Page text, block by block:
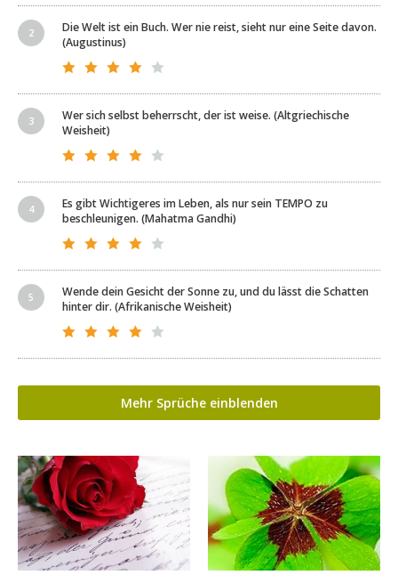
Die Welt ist ein Buch. Wer nie reist, sieht nur eine Seite davon.
(Augustinus)
Wer sich selbst beherrscht, der ist weise. (Altgriechische
Weisheit)
Es gibt Wichtigeres im Leben, als nur sein TEMPO zu
beschleunigen. (Mahatma Gandhi)
Wende dein Gesicht der Sonne zu, und du lässt die Schatten
hinter dir. (Afrikanische Weisheit)
Mehr Sprüche einblenden